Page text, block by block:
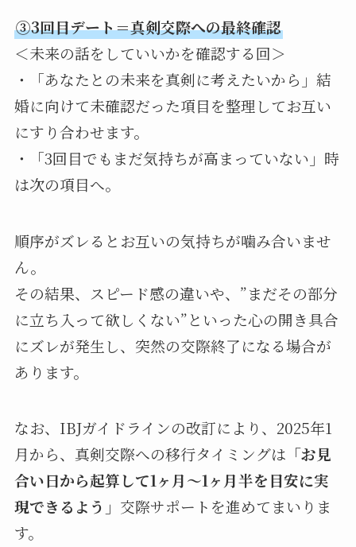
③3回目デート＝真剣交際への最終確認
＜未来の話をしていいかを確認する回＞
・「あなたとの未来を真剣に考えたいから」結
婚に向けて未確認だった項目を整理してお互い
にすり合わせます。
・「3回目でもまだ気持ちが高まっていない」時
は次の項目へ。
順序がズレるとお互いの気持ちが噛み合いませ
ん。
その結果、スピード感の違いや、”まだその部分
に立ち入って欲しくない”といった心の開き具合
にズレが発生し、突然の交際終了になる場合が
あります。
なお、IBJガイドラインの改訂により、2025年1
月から、真剣交際への移行タイミングは 「お見
合い日から起算して1ヶ月～1ヶ月半を目安に実
現できるよう」 交際サポートを進めてまいりま
す。